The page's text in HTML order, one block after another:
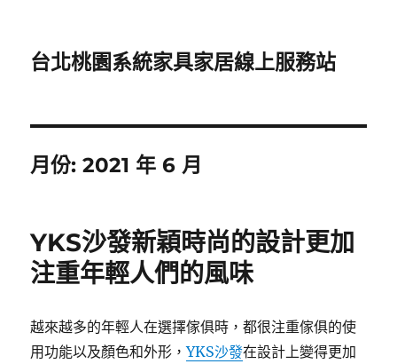
台北桃園系統家具家居線上服務站
月份:2021 年 6 月
YKS沙發新穎時尚的設計更加
注重年輕人們的風味
越來越多的年輕人在選擇傢俱時，都很注重傢俱的使
用功能以及顏色和外形，YKS沙發在設計上變得更加